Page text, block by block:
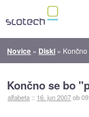
Novice » Diski »
Končno se bo
alfabeta :: 16. jun 2007ob